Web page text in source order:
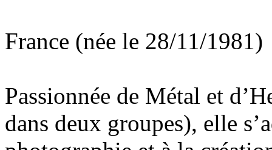
France (née le 28/11/1981)
Passionnée de Métal et
dans deux groupes), elle